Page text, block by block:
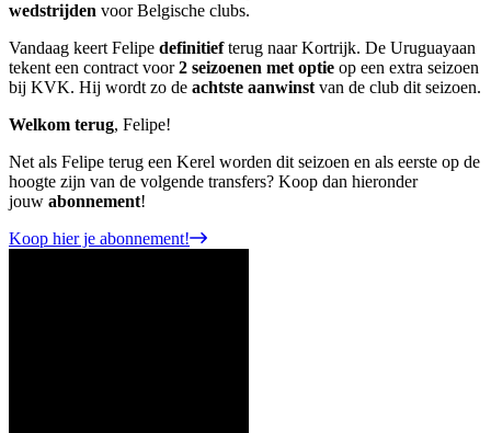
wedstrijden voor Belgische clubs.
Vandaag keert Felipe definitiefterug naar Kortrijk. De Uruguayaan
tekent een contract voor2 seizoenen met optie op een extra seizoen
bij KVK. Hij wordt zo de achtste aanwinst van de club dit seizoen.
Welkom terug, Felipe!
Net als Felipe terug een Kerel worden dit seizoen en als eerste op de
hoogte zijn van de volgende transfers? Koop dan hieronder
jouw abonnement!
Koop hier je abonnement!